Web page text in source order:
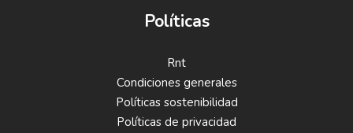
Políticas
Rnt
Condiciones generales
Políticas sostenibilidad
Políticas de privacidad